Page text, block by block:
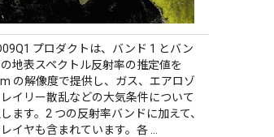
プロダクトは、バンド 1 とバン
の地表スペクトル反射率の推定値を
の解像度で提供し、ガス、エアロゾ
イリー散乱などの大気条件について
ます。2 つの反射率バンドに加えて、
イヤも含まれています。各 …